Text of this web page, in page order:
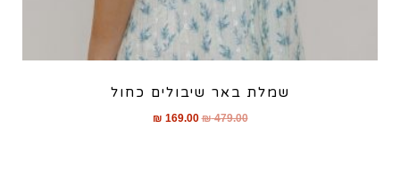
שמלת באר שיבולים כחול
₪479.00
₪ 169.00